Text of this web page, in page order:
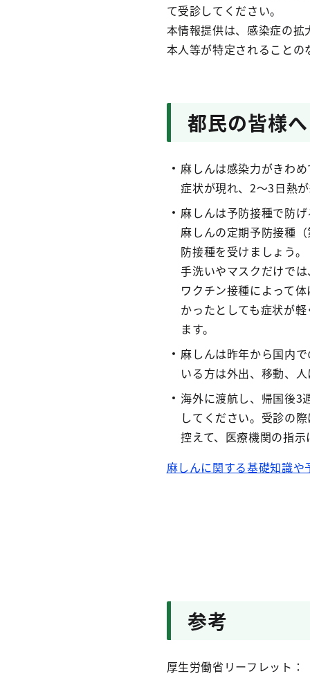
て受診してください。
本情報提供は、感染症の
本人等が特定されること
都民の皆様へ
麻しんは感染力がきわ
症状が現れ、2～3日熱
麻しんは予防接種で防
麻しんの定期予防接種
防接種を受けましょう。
手洗いやマスクだけで
ワクチン接種によって
かったとしても症状が
ます。
麻しんは昨年から国内
いる方は外出、移動、
海外に渡航し、帰国後3
してください。受診の
控えて、医療機関の指
麻しんに関する基礎知識
参考
厚生労働省リーフレット